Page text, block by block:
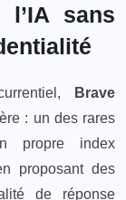
sans
Brave
: un des rares
propre index
proposant des
de réponse